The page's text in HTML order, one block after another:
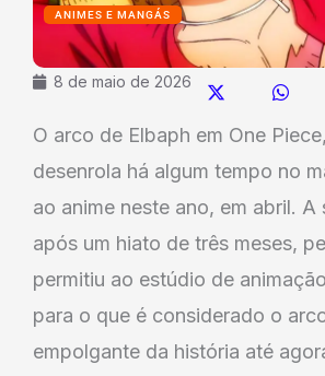
8 de maio de 2026
ANIMES E MANGÁS
O arco de Elbaph em One
desenrola há algum tempo no
ao anime neste ano, em abril. A
após um hiato de três meses,
permitiu ao estúdio de
para o que é considerado o
empolgante da história até